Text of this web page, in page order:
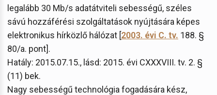
legalább 30 Mb/s adatátviteli sebességű, széles
sávú hozzáférési szolgáltatások nyújtására képes
elektronikus hírközlő hálózat [2003. évi C. tv. 188. §
80/a. pont].
Hatály: 2015.07.15., lásd: 2015. évi CXXXVIII. tv. 2. §
(11) bek.
Nagy sebességű technológia fogadására kész,